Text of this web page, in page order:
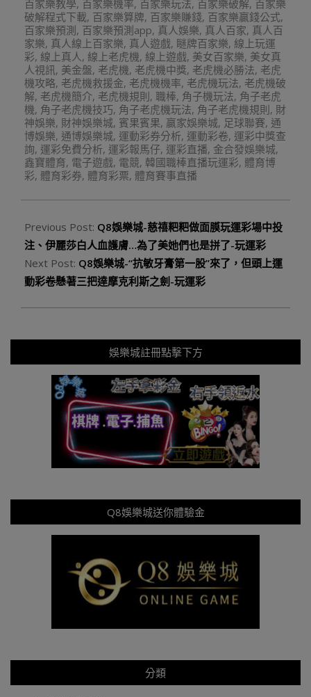
百家樂教學, 百家樂機率, 百家樂玩法, 百家樂破解, 百家樂
破解程式下載, 百家樂算牌, 百家樂賺錢, 百家樂贏錢公式,
百家樂預測 , 百家樂預測app, 真人娛樂, 真人百家, 真人百
家樂, 真人線上百家樂, 真人遊戲, 瞇牌百家樂, 線上玩運
彩, 線上真人, 線上老虎機, 線上遊戲, 美女百家樂, 美女真
人視訊, 美金盤, 老虎機, 老虎機中獎, 老虎機必勝法, 老虎
機攻略, 老虎機救援金, 老虎機機率, 老虎機玩法, 老虎機破
解, 老虎機簡介, 老虎機規則, 職棒, 角子機玩法, 角子老虎
機, 角子老虎機技巧, 角子老虎機玩法, 角子老虎機規則, 財
神娛樂, 財神娛樂城, 賓果賓果, 贏家娛樂城, 足球聯賽, 通
博娛樂, 通博娛樂城, 運動彩券分析, 運動彩卷, 運彩中獎查
詢, 運彩免費分析, 運彩報馬仔, 運彩直播, 金合發娛樂城,
鑫寶體育, 電子遊戲, 電競, 韓國職棒直播玩運彩, 體育博
彩, 體育彩券, 體育彩票, 體育賽事直播
Previous Post: Q8娛樂城-慈禧粑粑做面膜玩運彩場中投
注、伊麗莎白人血護膚…為了美她們也是拼了-玩運彩
Next Post: Q8娛樂城-“抗敏牙膏第一股”來了，但頭上運
動彩卷懸著三把達摩克利斯之劍-玩運彩
娛樂城註冊點擊下方
Q8娛樂城送你體驗金
分類